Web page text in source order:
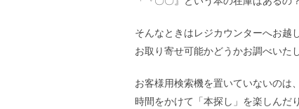
そんなときはレジカウンターへお越
お取り寄せ可能かどうかお調べいた
お客様用検索機を置いていないのは、
時間をかけて「本探し」を楽しんだり